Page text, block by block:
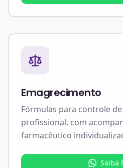
Emagrecimento
Fórmulas para controle
profissional, com
farmacêutico
Saiba